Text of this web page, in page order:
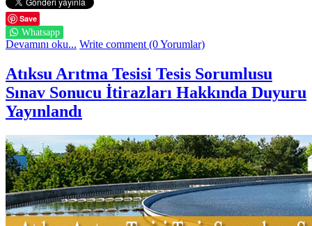
Save
Whatsapp
Devamını oku... Write comment (0 Yorumlar)
Atıksu Arıtma Tesisi Tesis Sorumlusu
Sınav Sonucu İtirazları Hakkında Duyuru
Yayınlandı